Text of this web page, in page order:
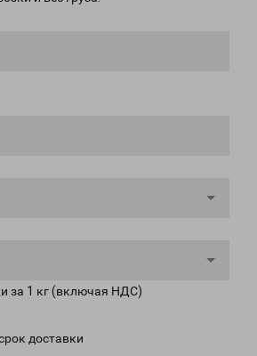
за 1 кг (включая НДС)
доставки